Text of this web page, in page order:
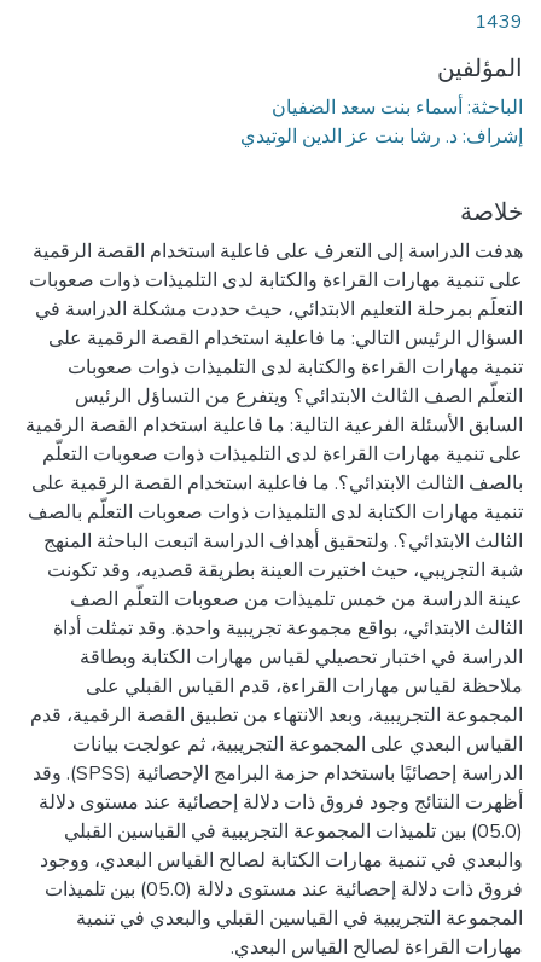
1439
المؤلفين
الباحثة: أسماء بنت سعد الضفيان
إشراف: د. رشا بنت عز الدين الوتيدي
خلاصة
هدفت الدراسة إلى التعرف على فاعلية استخدام القصة الرقمية
على تنمية مهارات القراءة والكتابة لدى التلميذات ذوات صعوبات
التعلَم بمرحلة التعليم الابتدائي، حيث حددت مشكلة الدراسة في
السؤال الرئيس التالي: ما فاعلية استخدام القصة الرقمية على
تنمية مهارات القراءة والكتابة لدى التلميذات ذوات صعوبات
التعلّم الصف الثالث الابتدائي؟ ويتفرع من التساؤل الرئيس
السابق الأسئلة الفرعية التالية: ما فاعلية استخدام القصة الرقمية
على تنمية مهارات القراءة لدى التلميذات ذوات صعوبات التعلّم
بالصف الثالث الابتدائي؟. ما فاعلية استخدام القصة الرقمية على
تنمية مهارات الكتابة لدى التلميذات ذوات صعوبات التعلّم بالصف
الثالث الابتدائي؟. ولتحقيق أهداف الدراسة اتبعت الباحثة المنهج
شبة التجريبي، حيث اختيرت العينة بطريقة قصديه، وقد تكونت
عينة الدراسة من خمس تلميذات من صعوبات التعلّم الصف
الثالث الابتدائي، بواقع مجموعة تجريبية واحدة. وقد تمثلت أداة
الدراسة في اختبار تحصيلي لقياس مهارات الكتابة وبطاقة
ملاحظة لقياس مهارات القراءة، قدم القياس القبلي على
المجموعة التجريبية، وبعد الانتهاء من تطبيق القصة الرقمية، قدم
القياس البعدي على المجموعة التجريبية، ثم عولجت بيانات
الدراسة إحصائيًا باستخدام حزمة البرامج الإحصائية (SPSS). وقد
أظهرت النتائج وجود فروق ذات دلالة إحصائية عند مستوى دلالة
(05.0) بين تلميذات المجموعة التجريبية في القياسين القبلي
والبعدي في تنمية مهارات الكتابة لصالح القياس البعدي، ووجود
فروق ذات دلالة إحصائية عند مستوى دلالة (05.0) بين تلميذات
المجموعة التجريبية في القياسين القبلي والبعدي في تنمية
مهارات القراءة لصالح القياس البعدي.